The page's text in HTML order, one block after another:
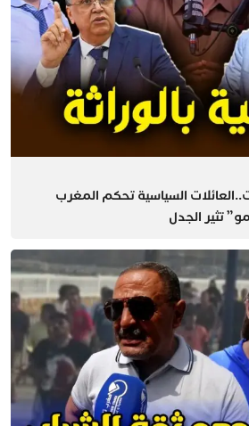
السياسية تحكم المغرب
تثير الجدل